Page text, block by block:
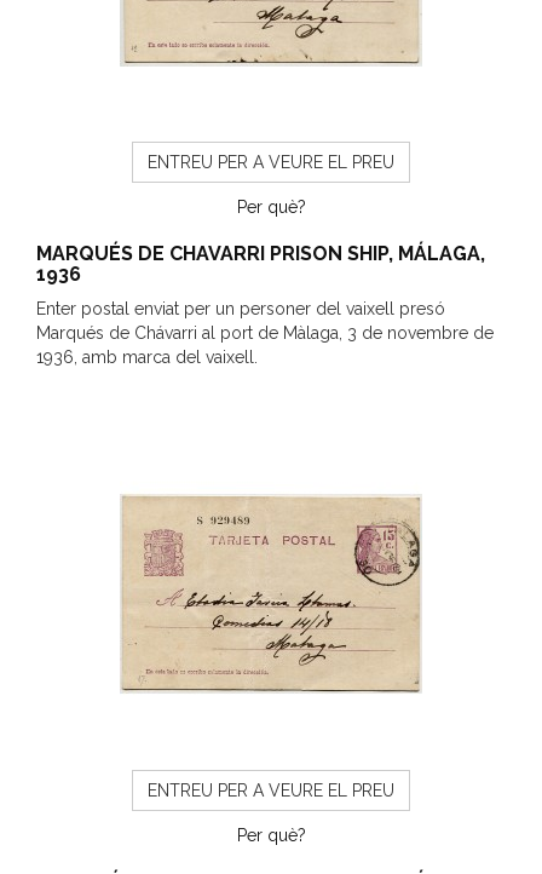
ENTREU PER A VEURE EL PREU
Per què?
MARQUÉS DE CHAVARRI PRISON SHIP, MÁLAGA,
1936
Enter postal enviat per un personer del vaixell presó
Marqués de Chávarri al port de Màlaga, 3 de novembre de
1936, amb marca del vaixell.
ENTREU PER A VEURE EL PREU
Per què?